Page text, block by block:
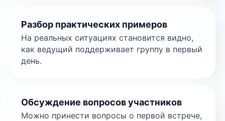
Разбор практических примеров
На реальных ситуациях становится видно,
как ведущий поддерживает группу в первый
день.
Обсуждение вопросов участников
Можно принести вопросы о первой встрече,